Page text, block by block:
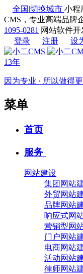
全国|切换城市 小程
CMS，专业高端品牌
1095-0281 网站软件
登录
注册 设
13年
因为专业 · 所以做得
菜单
首页
服务
网站建设
集团网站
外贸网站
品牌网站
响应式网
营销型网
门户网站
电商网站
活动网站
律师网站